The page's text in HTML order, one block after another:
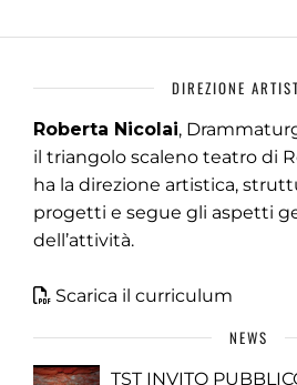
DIREZIONE
Roberta Nicolai,
il triangolo scaleno teatro di
ha la direzione artistica,
progetti e segue gli aspetti
dell’attività.
Scarica il curriculum
NEWS
TST INVITO